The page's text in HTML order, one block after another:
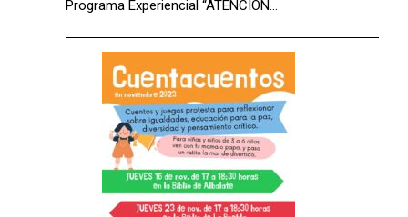
Programa Experiencial “ATENCIÓN…